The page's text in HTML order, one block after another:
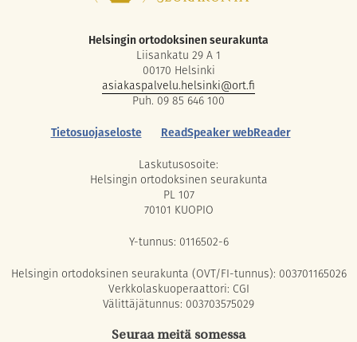
Helsingin ortodoksinen seurakunta
Liisankatu 29 A 1
00170 Helsinki
asiakaspalvelu.helsinki@ort.fi
Puh. 09 85 646 100
Tietosuojaseloste
ReadSpeaker webReader
Laskutusosoite:
Helsingin ortodoksinen seurakunta
PL 107
70101 KUOPIO
Y-tunnus: 0116502-6
Helsingin ortodoksinen seurakunta (OVT/FI-tunnus): 003701165026
Verkkolaskuoperaattori: CGI
Välittäjätunnus: 003703575029
Seuraa meitä somessa